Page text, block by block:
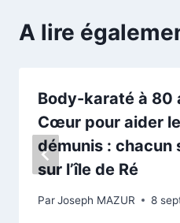
A lire
Body-karaté à 80
Cœur pour aider
démunis : chacun
sur l’île de Ré
ParJoseph MAZUR 8